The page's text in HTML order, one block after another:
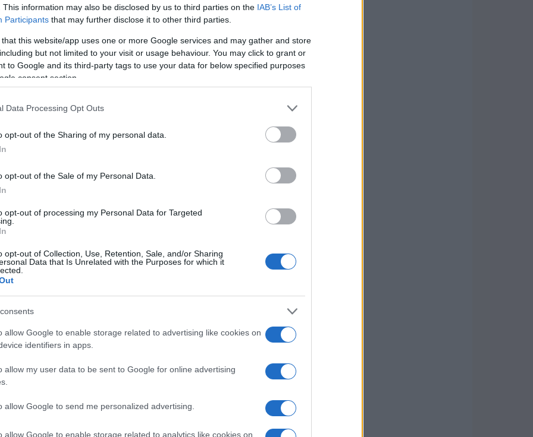
This information may also be disclosed by us to third parties on the IAB’s List of
Participants that may further disclose it to other third parties.
that this website/app uses one or more Google services and may gather and store
but not limited to your visit or usage behaviour. You may click to grant or
to Google and its third-party tags to use your data for below specified purposes
consent section.
Data Processing Opt Outs
opt-out of the Sharing of my personal data.
opt-out of the Sale of my Personal Data.
opt-out of processing my Personal Data for Targeted
opt-out of Collection, Use, Retention, Sale, and/or Sharing
Data that Is Unrelated with the Purposes for which it
allow Google to enable storage related to advertising like cookies on
identifiers in apps.
allow my user data to be sent to Google for online advertising
allow Google to send me personalized advertising.
allow Google to enable storage related to analytics like cookies on
gioco di posizioni, ma un modo per mettere
una guida all’ascolto per chi vuole
del momento. Ecco quindi la nostra
e italiani.
2026
perle preziose in questo primo
An Undying Love for a Burning World